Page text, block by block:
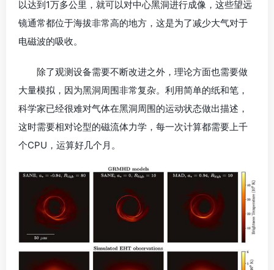
以达到1万多公里，就可以对中心黑洞进行成像，这些望远
镜通常都位于海拔非常高的地方，这是为了减少大气对于
电磁波的吸收。
除了观测设备需要不断改进之外，理论方面也需要做
大量模拟，因为黑洞周围非常复杂。利用简单的纸和笔，
科学家已经很难对气体在黑洞周围的运动状态做出描述，
这时需要相对论型的磁流体力学，每一次计算都需要上千
个CPU，运算好几个月。